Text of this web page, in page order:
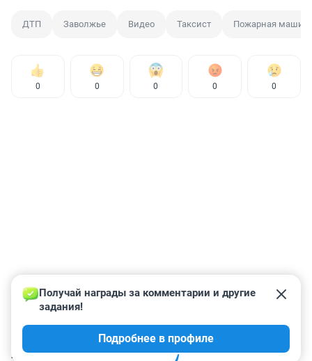
ДТП Заволжье Видео Таксист Пожарная
0 0 0 0 0
КОММЕНТАРИИ 4
Получай награды за комментарии и другие
задания!
Подробнее в профиле